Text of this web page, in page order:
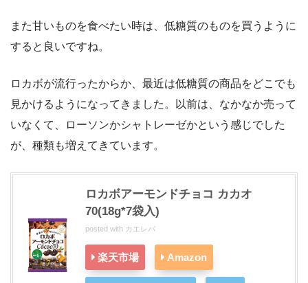
また甘いものを食べたい時は、低糖質のものを買うように
すると良いですね。
ロカボが流行ったからか、最近は低糖質の商品をどこでも
見かけるようになってきました。以前は、なかなか売って
いなくて、ローソンかシャトレーゼかという感じでした
が、種類も増えてきています。
ロカボアーモンドチョコ カカオ
70(18g*7袋入)
posted with カエレバ
楽天市場 Amazon